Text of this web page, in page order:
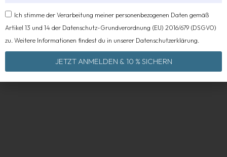
Ich stimme der Verarbeitung meiner personenbezogenen Daten gemäß
Artikel 13 und 14 der Datenschutz-Grundverordnung (EU) 2016/679 (DSGVO)
zu. Weitere Informationen findest du in unserer Datenschutzerklärung.
JETZT ANMELDEN & 10 % SICHERN